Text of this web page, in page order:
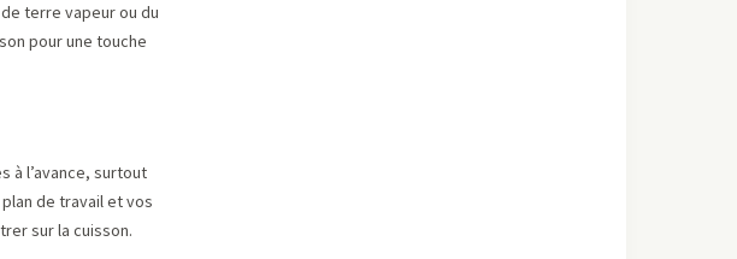
terre vapeur ou du
pour une touche
à l’avance, surtout
de travail et vos
sur la cuisson.